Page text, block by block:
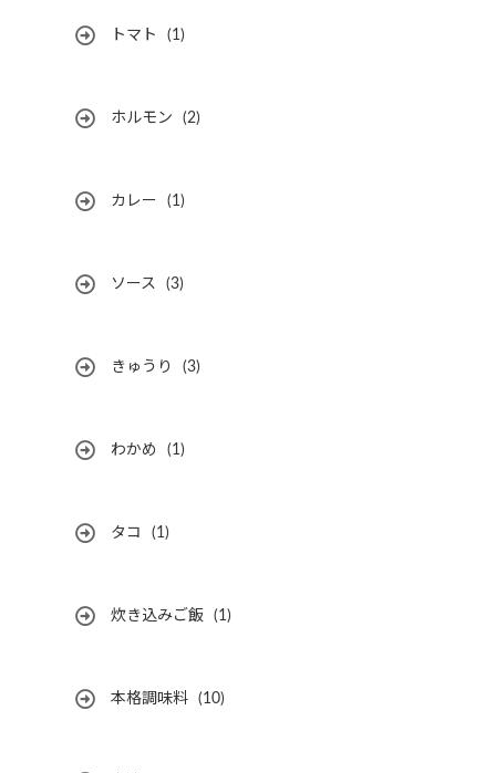
トマト (1)
ホルモン (2)
カレー (1)
ソース (3)
きゅうり (3)
わかめ (1)
タコ (1)
炊き込みご飯 (1)
本格調味料 (10)